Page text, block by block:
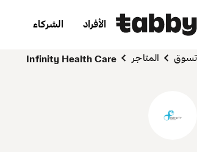
الأفراد الشركاء
تسوق المتاجر Infinity Health Care